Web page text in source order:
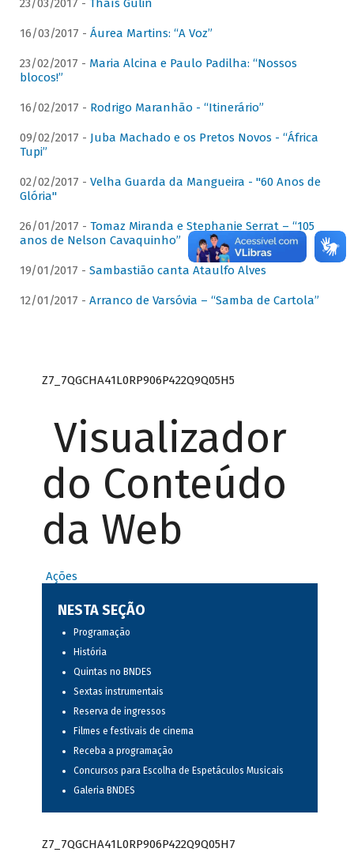
23/03/2017 - Thaís Gulin
16/03/2017 - Áurea Martins: “A Voz”
23/02/2017 - Maria Alcina e Paulo Padilha: “Nossos
blocos!”
16/02/2017 - Rodrigo Maranhão - “Itinerário”
09/02/2017 - Juba Machado e os Pretos Novos - “África
Tupi”
02/02/2017 - Velha Guarda da Mangueira - "60 Anos de
Glória"
26/01/2017 - Tomaz Miranda e Stephanie Serrat – “105
anos de Nelson Cavaquinho”
19/01/2017 - Sambastião canta Ataulfo Alves
12/01/2017 - Arranco de Varsóvia – “Samba de Cartola”
Z7_7QGCHA41L0RP906P422Q9Q05H5
Visualizador
do Conteúdo
da Web
Ações
NESTA SEÇÃO
Programação
História
Quintas no BNDES
Sextas instrumentais
Reserva de ingressos
Filmes e festivais de cinema
Receba a programação
Concursos para Escolha de Espetáculos Musicais
Galeria BNDES
Z7_7QGCHA41L0RP906P422Q9Q05H7